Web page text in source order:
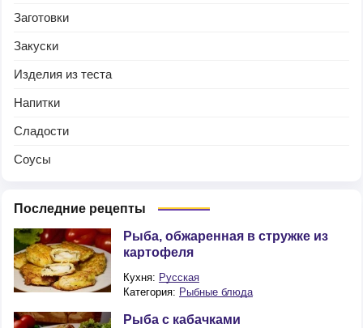
Заготовки
Закуски
Изделия из теста
Напитки
Сладости
Соусы
Последние рецепты
Рыба, обжаренная в стружке из
картофеля
Кухня: Русская
Категория: Рыбные блюда
Рыба с кабачками